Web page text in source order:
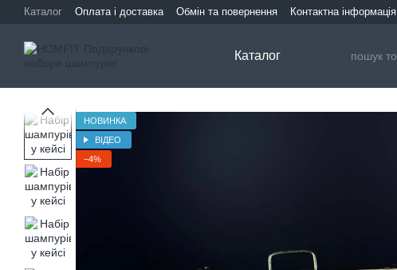
Перейти до основного контенту
Каталог Оплата і доставка Обмін та повернення Контактна інформація
Каталог
НОВИНКА
ВІДЕО
−4%